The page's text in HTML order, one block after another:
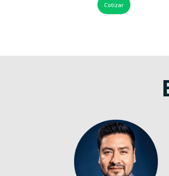
Cotizar